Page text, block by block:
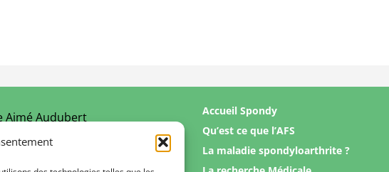
Aimé Audubert
Accueil Spondy
Qu’est ce que l’AFS
La maladie spondyloarthrite ?